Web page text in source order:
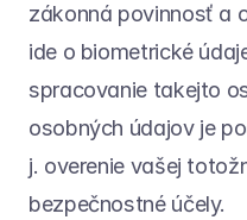
zákonná povinnosť a
ide o biometrické
spracovanie takejto
osobných údajov je
j. overenie vašej
bezpečnostné účely.